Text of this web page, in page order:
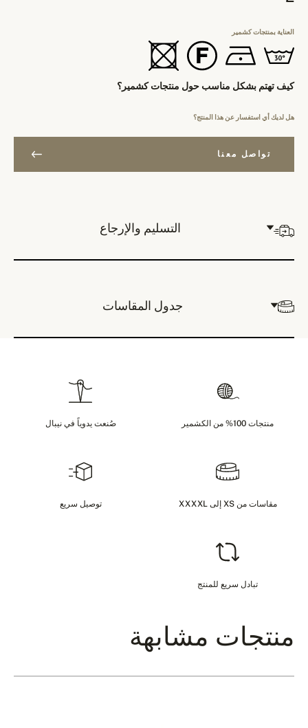
العناية بمنتجات كشمير
كيف تهتم بشكل مناسب حول منتجات كشمير؟
هل لديك أي استفسار عن هذا المنتج؟
تواصل معنا
التسليم والإرجاع
جدول المقاسات
منتجات 100% من الكشمير صُنعت يدوياً في نيبال
مقاسات من XS إلى XXXXL توصيل سريع
تبادل سريع للمنتج
منتجات مشابهة